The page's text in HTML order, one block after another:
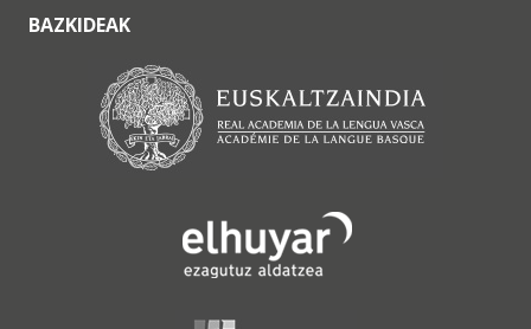
BAZKIDEAK